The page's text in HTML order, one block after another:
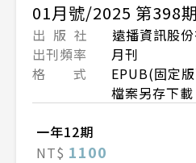
01月號/2025 第398期
出 版 社
遠播資訊股
出刊頻率
月刊
格 式
EPUB(固定
檔案另存下載
一年12期
NT$ 1100